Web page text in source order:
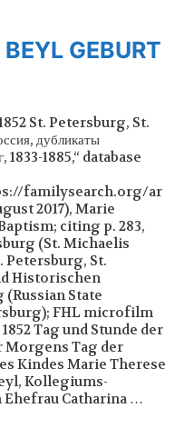
GEBURT
St. Petersburg, St.
дубликаты
1833-1885,“ database
familysearch.org/ar
2017), Marie
citing p. 283,
(St. Michaelis
Petersburg, St.
Historischen
(Russian State
FHL microfilm
Tag und Stunde der
Morgens Tag der
Kindes Marie Therese
Kollegiums-
Catharina …